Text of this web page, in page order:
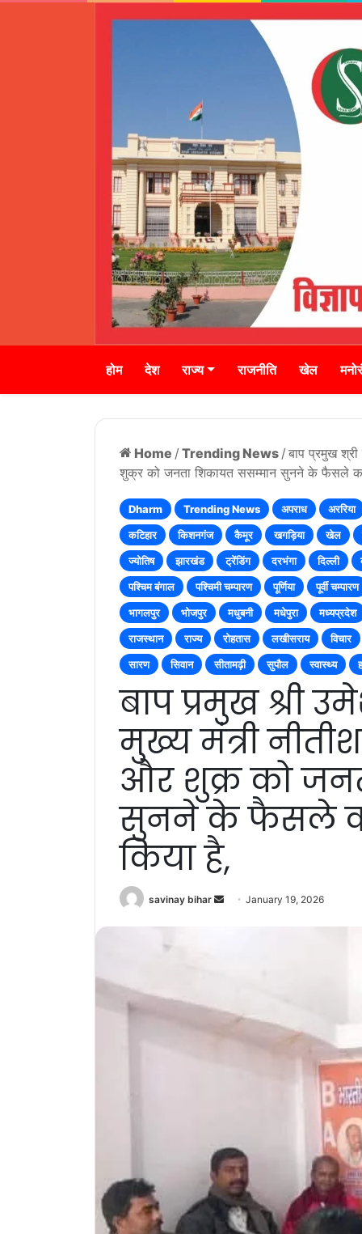
होम देश राज्य राजनीति खेल
Home / Trending News / बाप प्रमुख
शुक्र को जनता शिकायत ससम्मान सुनने के फैसले
Dharm Trending News अपराध अररिया
कटिहार
किशनगंज कैमूर खगड़िया खेल
ज्योतिष
झारखंड ट्रेंडिंग दरभंगा दिल्ली
पश्चिम बंगाल
पश्चिमी चम्पारण पूर्णिया पूर्वी चम्पारण
भागलपुर
भोजपुर मधुबनी मधेपुरा मध्यप्रदेश
राजस्थान
राज्य रोहतास लखीसराय विचार
सारण
सिवान सीतामढ़ी सुपौल स्वास्थ्य
बाप प्रमुख श्री
मुख्य मंत्री
और शुक्र को
सुनने के फैसले
किया है,
savinay bihar
SendJanuary 19, 2026